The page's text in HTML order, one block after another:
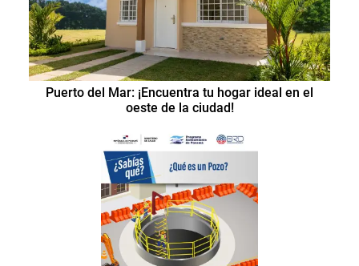
Puerto del Mar: ¡Encuentra tu hogar ideal en el
oeste de la ciudad!